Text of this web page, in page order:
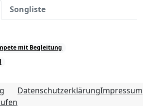
Songliste
mit Begleitung
DatenschutzerklärungImpressum